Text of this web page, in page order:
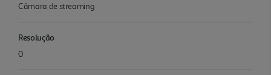
Câmara de streaming
Resolução
0